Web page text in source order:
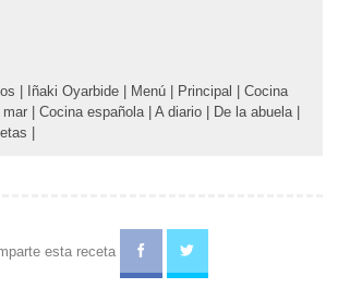
| Iñaki Oyarbide | Menú | Principal | Cocina
mar | Cocina española | A diario | De la abuela |
|
esta receta